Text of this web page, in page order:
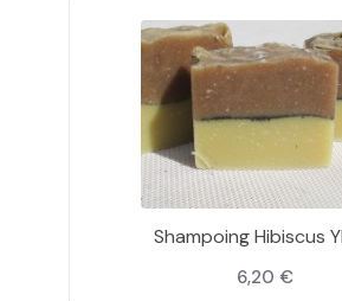
Shampoing Hibiscus
6,20 €